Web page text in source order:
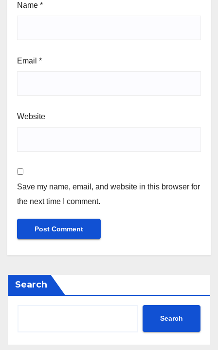
Name *
Email *
Website
Save my name, email, and website in this browser for
the next time I comment.
Search
Search